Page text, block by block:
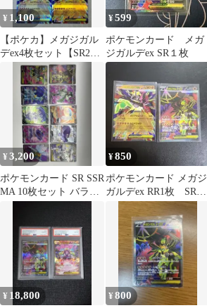
¥ 1,100
【ポケカ】メガジガル
デex4枚セット【SR2枚
RR2枚】
¥599
ポケモンカード メガ
ジガルデex SR１枚
¥3,200
ポケモンカード SR SSR
MA 10枚セット バラ売
¥850
ポケモンカード メガジ
ガルデex RR1枚 SR1
枚 計2枚1セット
¥ 18,800 ¥800